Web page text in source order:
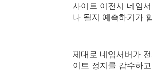
사이트 이전시 네임
나 될지 예측하기가
제대로 네임서버가
이트 정지를 감수하